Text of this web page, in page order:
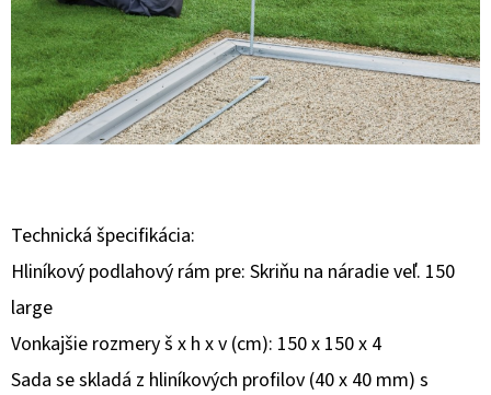
Technická špecifikácia:
Hliníkový podlahový rám pre: Skriňu na náradie veľ. 150
large
Vonkajšie rozmery š x h x v (cm): 150 x 150 x 4
Sada se skladá z hliníkových profilov (40 x 40 mm) s
J
E
T
E
Á
J
S
Ť
?